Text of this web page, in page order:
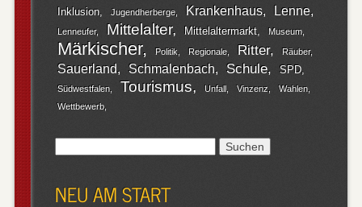
Inklusion
Jugendherberge Krankenhaus Lenne
Lenneufer Mittelalter Mittelaltermarkt Museum
Märkischer Politik Regionale Ritter Räuber
Sauerland Schmalenbach Schule SPD
Südwestfalen Tourismus Unfall Vinzenz
Wahlen
Wettbewerb
NEU AM START